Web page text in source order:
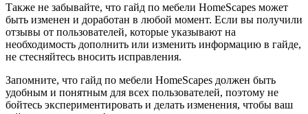
Также не забывайте, что гайд по мебели HomeScapes может
быть изменен и доработан в любой момент. Если вы получили
отзывы от пользователей, которые указывают на
необходимость дополнить или изменить информацию в гайде,
не стесняйтесь вносить исправления.
Запомните, что гайд по мебели HomeScapes должен быть
удобным и понятным для всех пользователей, поэтому не
бойтесь экспериментировать и делать изменения, чтобы ваш